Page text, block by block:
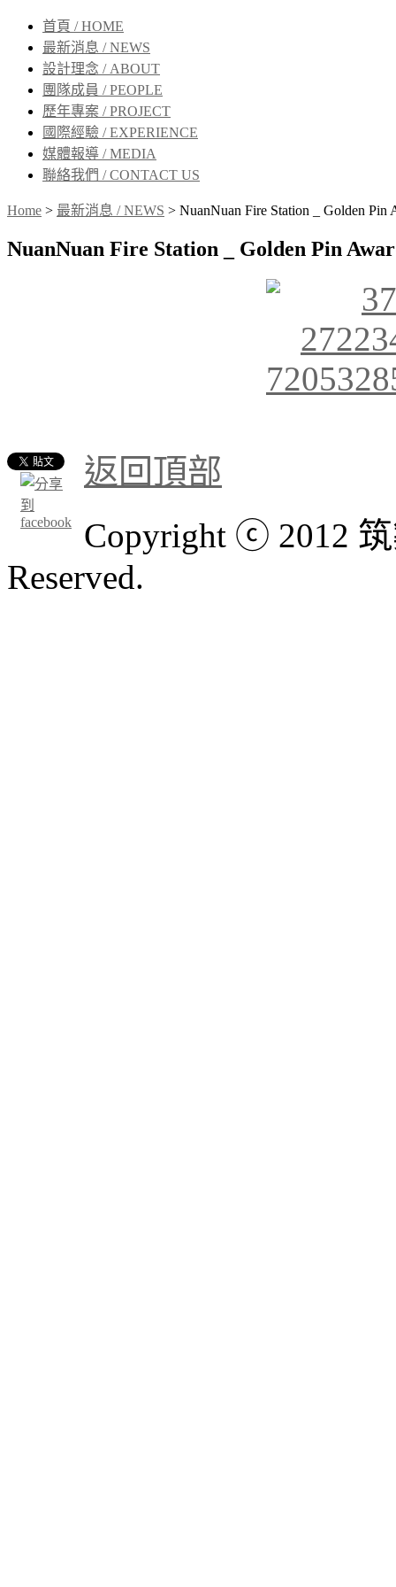
首頁 / HOME
最新消息 / NEWS
設計理念 / ABOUT
團隊成員 / PEOPLE
歷年專案 / PROJECT
國際經驗 / EXPERIENCE
媒體報導 / MEDIA
聯絡我們 / CONTACT US
Home > 最新消息 / NEWS > NuanNuan Fire Station _ Golden Pin
NuanNuan Fire Station _ Golden Pin
返回頂部
Copyright ⓒ 2012
Reserved.